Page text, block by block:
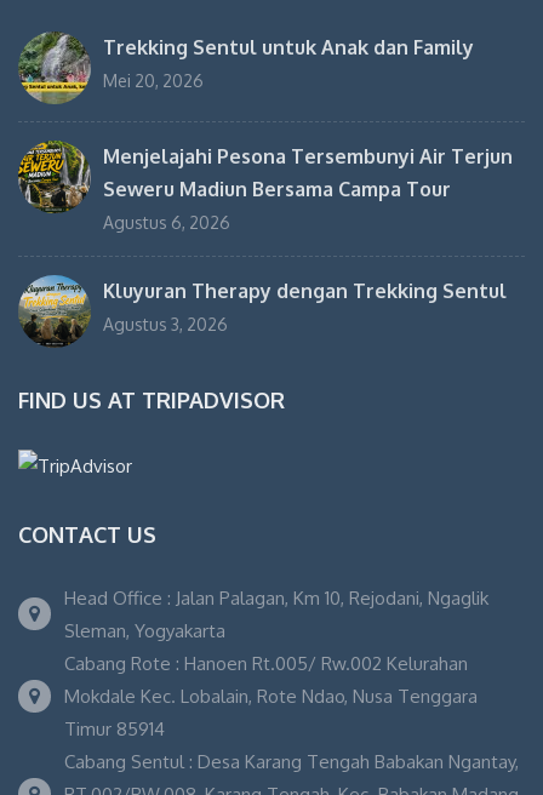
Trekking Sentul untuk Anak dan Family
Mei 20, 2026
Menjelajahi Pesona Tersembunyi Air Terjun
Seweru Madiun Bersama Campa Tour
Agustus 6, 2026
Kluyuran Therapy dengan Trekking Sentul
Agustus 3, 2026
FIND US AT TRIPADVISOR
CONTACT US
Head Office : Jalan Palagan, Km 10, Rejodani, Ngaglik
Sleman, Yogyakarta
Cabang Rote : Hanoen Rt.005/ Rw.002 Kelurahan
Mokdale Kec. Lobalain, Rote Ndao, Nusa Tenggara
Timur 85914
Cabang Sentul : Desa Karang Tengah Babakan Ngantay,